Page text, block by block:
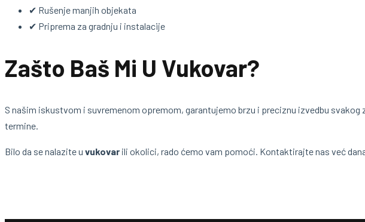
✔ Rušenje manjih objekata
✔ Priprema za gradnju i instalacije
Zašto Baš Mi U Vukovar?
S našim iskustvom i suvremenom opremom, garantujemo brzu i preciznu izvedbu svakog
termine.
Bilo da se nalazite u vukovar ili okolici, rado ćemo vam pomoći. Kontaktirajte nas već